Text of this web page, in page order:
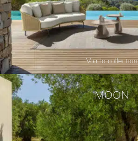
Voir la collection
MOON